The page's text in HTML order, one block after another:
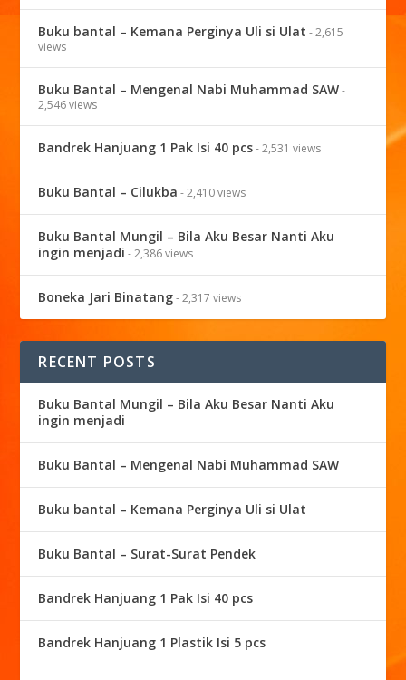
Buku bantal – Kemana Perginya Uli si Ulat - 2,615
views
Buku Bantal – Mengenal Nabi Muhammad SAW-
2,546 views
Bandrek Hanjuang 1 Pak Isi 40 pcs- 2,531 views
Buku Bantal – Cilukba - 2,410 views
Buku Bantal Mungil – Bila Aku Besar Nanti Aku
ingin menjadi - 2,386 views
Boneka Jari Binatang- 2,317 views
RECENT POSTS
Buku Bantal Mungil – Bila Aku Besar Nanti Aku
ingin menjadi
Buku Bantal – Mengenal Nabi Muhammad SAW
Buku bantal – Kemana Perginya Uli si Ulat
Buku Bantal – Surat-Surat Pendek
Bandrek Hanjuang 1 Pak Isi 40 pcs
Bandrek Hanjuang 1 Plastik Isi 5 pcs